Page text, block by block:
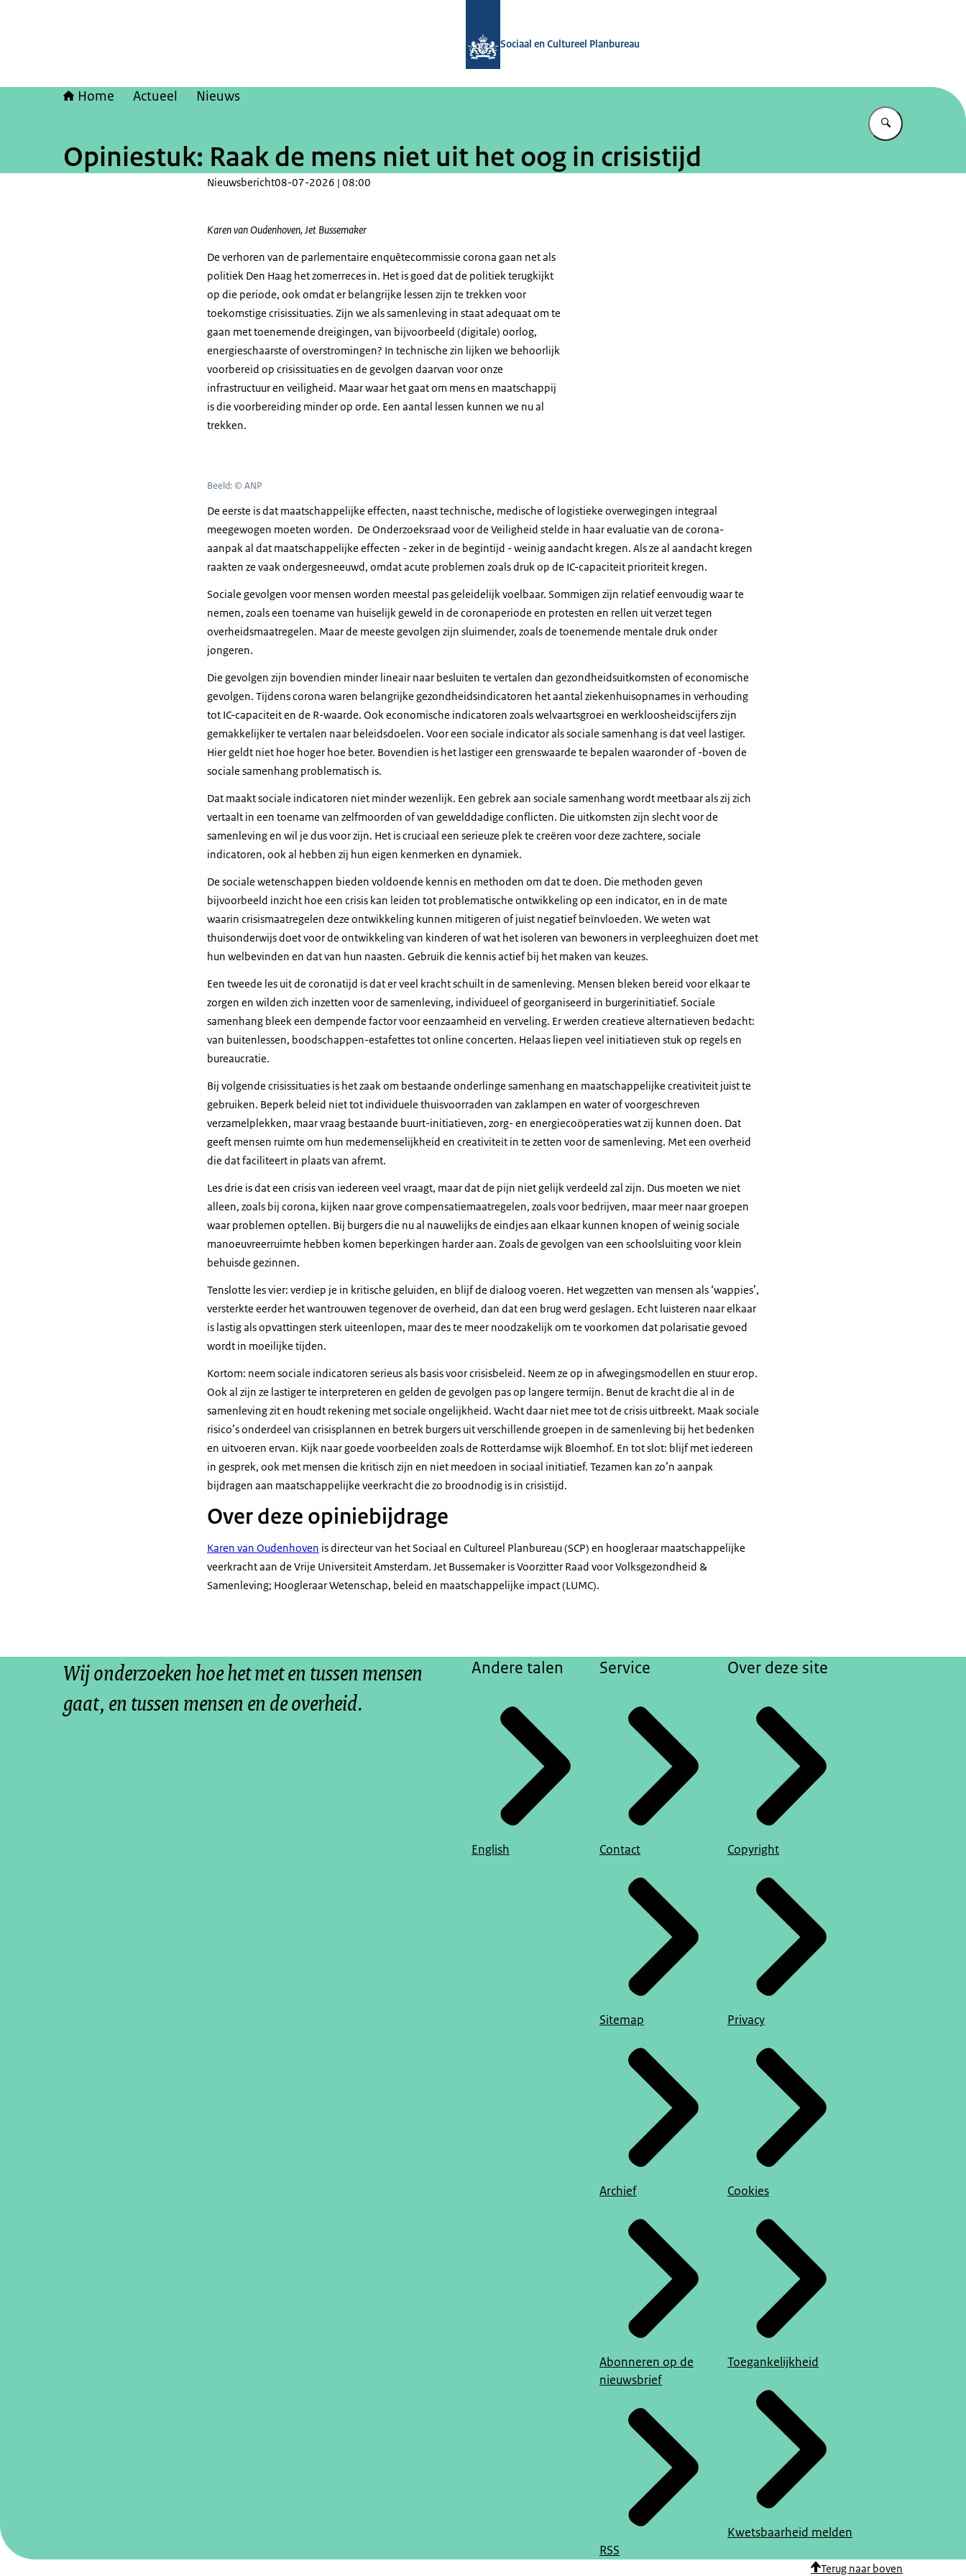
Sociaal en Cultureel Planbureau
Home Actueel Nieuws
Vul in wat u
Opiniestuk: Raak de mens niet uit het oog in crisistijd
Nieuwsbericht08-07-2026 | 08:00
Karen van Oudenhoven, Jet Bussemaker
De verhoren van de parlementaire enquêtecommissie corona gaan net als
politiek Den Haag het zomerreces in. Het is goed dat de politiek terugkijkt
op die periode, ook omdat er belangrijke lessen zijn te trekken voor
toekomstige crisissituaties. Zijn we als samenleving in staat adequaat om te
gaan met toenemende dreigingen, van bijvoorbeeld (digitale) oorlog,
energieschaarste of overstromingen? In technische zin lijken we behoorlijk
voorbereid op crisissituaties en de gevolgen daarvan voor onze
infrastructuur en veiligheid. Maar waar het gaat om mens en maatschappij
is die voorbereiding minder op orde. Een aantal lessen kunnen we nu al
trekken.
Beeld: © ANP
De eerste is dat maatschappelijke effecten, naast technische, medische of logistieke overwegingen integraal
meegewogen moeten worden. De Onderzoeksraad voor de Veiligheid stelde in haar evaluatie van de corona-
aanpak al dat maatschappelijke effecten - zeker in de begintijd - weinig aandacht kregen. Als ze al aandacht kregen
raakten ze vaak ondergesneeuwd, omdat acute problemen zoals druk op de IC-capaciteit prioriteit kregen.
Sociale gevolgen voor mensen worden meestal pas geleidelijk voelbaar. Sommigen zijn relatief eenvoudig waar te
nemen, zoals een toename van huiselijk geweld in de coronaperiode en protesten en rellen uit verzet tegen
overheidsmaatregelen. Maar de meeste gevolgen zijn sluimender, zoals de toenemende mentale druk onder
jongeren.
Die gevolgen zijn bovendien minder lineair naar besluiten te vertalen dan gezondheidsuitkomsten of economische
gevolgen. Tijdens corona waren belangrijke gezondheidsindicatoren het aantal ziekenhuisopnames in verhouding
tot IC-capaciteit en de R-waarde. Ook economische indicatoren zoals welvaartsgroei en werkloosheidscijfers zijn
gemakkelijker te vertalen naar beleidsdoelen. Voor een sociale indicator als sociale samenhang is dat veel lastiger.
Hier geldt niet hoe hoger hoe beter. Bovendien is het lastiger een grenswaarde te bepalen waaronder of -boven de
sociale samenhang problematisch is.
Dat maakt sociale indicatoren niet minder wezenlijk. Een gebrek aan sociale samenhang wordt meetbaar als zij zich
vertaalt in een toename van zelfmoorden of van gewelddadige conflicten. Die uitkomsten zijn slecht voor de
samenleving en wil je dus voor zijn. Het is cruciaal een serieuze plek te creëren voor deze zachtere, sociale
indicatoren, ook al hebben zij hun eigen kenmerken en dynamiek.
De sociale wetenschappen bieden voldoende kennis en methoden om dat te doen. Die methoden geven
bijvoorbeeld inzicht hoe een crisis kan leiden tot problematische ontwikkeling op een indicator, en in de mate
waarin crisismaatregelen deze ontwikkeling kunnen mitigeren of juist negatief beïnvloeden. We weten wat
thuisonderwijs doet voor de ontwikkeling van kinderen of wat het isoleren van bewoners in verpleeghuizen doet met
hun welbevinden en dat van hun naasten. Gebruik die kennis actief bij het maken van keuzes.
Een tweede les uit de coronatijd is dat er veel kracht schuilt in de samenleving. Mensen bleken bereid voor elkaar te
zorgen en wilden zich inzetten voor de samenleving, individueel of georganiseerd in burgerinitiatief. Sociale
samenhang bleek een dempende factor voor eenzaamheid en verveling. Er werden creatieve alternatieven bedacht:
van buitenlessen, boodschappen-estafettes tot online concerten. Helaas liepen veel initiatieven stuk op regels en
bureaucratie.
Bij volgende crisissituaties is het zaak om bestaande onderlinge samenhang en maatschappelijke creativiteit juist te
gebruiken. Beperk beleid niet tot individuele thuisvoorraden van zaklampen en water of voorgeschreven
verzamelplekken, maar vraag bestaande buurt-initiatieven, zorg- en energiecoöperaties wat zij kunnen doen. Dat
geeft mensen ruimte om hun medemenselijkheid en creativiteit in te zetten voor de samenleving. Met een overheid
die dat faciliteert in plaats van afremt.
Les drie is dat een crisis van iedereen veel vraagt, maar dat de pijn niet gelijk verdeeld zal zijn. Dus moeten we niet
alleen, zoals bij corona, kijken naar grove compensatiemaatregelen, zoals voor bedrijven, maar meer naar groepen
waar problemen optellen. Bij burgers die nu al nauwelijks de eindjes aan elkaar kunnen knopen of weinig sociale
manoeuvreerruimte hebben komen beperkingen harder aan. Zoals de gevolgen van een schoolsluiting voor klein
behuisde gezinnen.
Tenslotte les vier: verdiep je in kritische geluiden, en blijf de dialoog voeren. Het wegzetten van mensen als ‘wappies’,
versterkte eerder het wantrouwen tegenover de overheid, dan dat een brug werd geslagen. Echt luisteren naar elkaar
is lastig als opvattingen sterk uiteenlopen, maar des te meer noodzakelijk om te voorkomen dat polarisatie gevoed
wordt in moeilijke tijden.
Kortom: neem sociale indicatoren serieus als basis voor crisisbeleid. Neem ze op in afwegingsmodellen en stuur erop.
Ook al zijn ze lastiger te interpreteren en gelden de gevolgen pas op langere termijn. Benut de kracht die al in de
samenleving zit en houdt rekening met sociale ongelijkheid. Wacht daar niet mee tot de crisis uitbreekt. Maak sociale
risico’s onderdeel van crisisplannen en betrek burgers uit verschillende groepen in de samenleving bij het bedenken
en uitvoeren ervan. Kijk naar goede voorbeelden zoals de Rotterdamse wijk Bloemhof. En tot slot: blijf met iedereen
in gesprek, ook met mensen die kritisch zijn en niet meedoen in sociaal initiatief. Tezamen kan zo’n aanpak
bijdragen aan maatschappelijke veerkracht die zo broodnodig is in crisistijd.
Over deze opiniebijdrage
Karen van Oudenhoven is directeur van het Sociaal en Cultureel Planbureau (SCP) en hoogleraar maatschappelijke
veerkracht aan de Vrije Universiteit Amsterdam. Jet Bussemaker is Voorzitter Raad voor Volksgezondheid &
Samenleving; Hoogleraar Wetenschap, beleid en maatschappelijke impact (LUMC).
Wij onderzoeken hoe het met en tussen mensen
gaat, en tussen mensen en de overheid.
Andere talen
English
Service
Contact
Sitemap
Archief
Abonneren op de
nieuwsbrief
RSS
Over deze site
Copyright
Privacy
Cookies
Toegankelijkheid
Kwetsbaarheid melden
Terug naar boven